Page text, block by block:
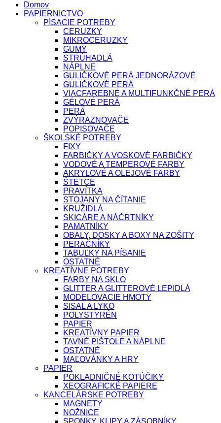
Domov
PAPIERNICTVO
PÍSACIE POTREBY
CERUZKY
MIKROCERUZKY
GUMY
STRÚHADLÁ
NÁPLNE
GULIČKOVÉ PERÁ JEDNORÁZOVÉ
GULIČKOVÉ PERÁ
VIACFAREBNÉ A MULTIFUNKČNÉ PERÁ
GÉLOVÉ PERÁ
PERÁ
ZVÝRAZNOVAČE
POPISOVAČE
ŠKOLSKÉ POTREBY
FIXY
FARBIČKY A VOSKOVÉ FARBIČKY
VODOVÉ A TEMPEROVÉ FARBY
AKRYLOVÉ A OLEJOVÉ FARBY
ŠTETCE
PRAVÍTKA
STOJANY NA ČÍTANIE
KRUŽIDLÁ
SKICÁRE A NÁČRTNÍKY
PAMATNÍKY
OBALY, DOSKY A BOXY NA ZOŠITY
PERAČNÍKY
TABUĽKY NA PÍSANIE
OSTATNÉ
KREATÍVNE POTREBY
FARBY NA SKLO
GLITTER A GLITTEROVÉ LEPIDLÁ
MODELOVACIE HMOTY
SISAL A LYKO
POLYSTYRÉN
PAPIER
KREATÍVNY PAPIER
TAVNÉ PIŠTOLE A NÁPLNE
OSTATNÉ
MAĽOVÁNKY A HRY
PAPIER
POKLADNIČNÉ KOTÚČIKY
XEOGRAFICKÉ PAPIERE
KANCELÁRSKE POTREBY
MAGNETY
NOŽNICE
SPONKY, KLIPY A ZÁSOBNÍKY